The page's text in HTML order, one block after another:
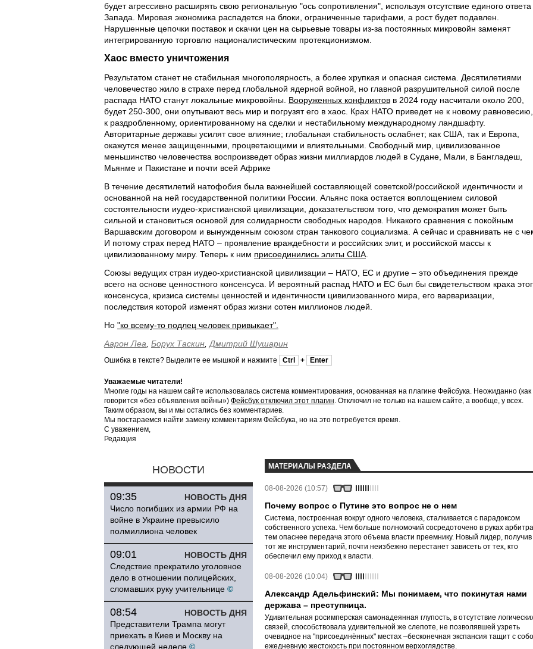
будет агрессивно расширять свою региональную "ось сопротивления", используя отсутствие единого ответа
Запада. Мировая экономика распадется на блоки, ограниченные тарифами, а рост будет подавлен.
Нарушенные цепочки поставок и скачки цен на сырьевые товары из-за постоянных микровойн заменят
интегрированную торговлю националистическим протекционизмом.
Хаос вместо уничтожения
Результатом станет не стабильная многополярность, а более хрупкая и опасная система. Десятилетиями
человечество жило в страхе перед глобальной ядерной войной, но главной разрушительной силой после
распада НАТО станут локальные микровойны. Вооруженных конфликтов в 2024 году насчитали около 200,
будет 250-300, они опутывают весь мир и погрузят его в хаос. Крах НАТО приведет не к новому
к раздробленному, ориентированному на сделки и нестабильному международному ландшафту.
Авторитарные державы усилят свое влияние; глобальная стабильность ослабнет; как США, так и Европа,
окажутся менее защищенными, процветающими и влиятельными. Свободный мир, цивилизованное
меньшинство человечества воспроизведет образ жизни миллиардов людей в Судане, Мали, в Бангладеш,
Мьянме и Пакистане и почти всей Африке
В течение десятилетий натофобия была важнейшей составляющей советской/российской идентичности и
основанной на ней государственной политики России. Альянс пока остается воплощением силовой
состоятельности иудео-христианской цивилизации, доказательством того, что демократия может быть
сильной и становиться основой для солидарности свободных народов. Никакого сравнения с покойным
Варшавским договором и вынужденным союзом стран танкового социализма. А сейчас и сравнивать не с
И потому страх перед НАТО – проявление враждебности и российских элит, и российской массы к
цивилизованному миру. Теперь к ним присоединились элиты США
Союзы ведущих стран иудео-христианской цивилизации – НАТО, ЕС и другие – это объединения прежде
всего на основе ценностного консенсуса. И вероятный распад НАТО и ЕС был бы свидетельством краха
консенсуса, кризиса системы ценностей и идентичности цивилизованного мира, его варваризации,
последствия которой изменят образ жизни сотен миллионов людей.
Но "ко всему-то подлец человек привыкает".
Аарон Леа Борух Таскин Дмитрий Шушарин
Ошибка в тексте? Выделите ее мышкой и нажмите Ctrl + Enter
Уважаемые читатели!
Многие годы на нашем сайте использовалась система комментирования, основанная на плагине Фейсбука. Неожиданно (как
говорится «без объявления войны») Фейсбук отключил этот плагин. Отключил не только на нашем сайте, а вообще, у всех.
Таким образом, вы и мы остались без комментариев.
Мы постараемся найти замену комментариям Фейсбука, но на это потребуется время.
С уважением,
Редакция
НОВОСТИ
НОВОСТЬ ДНЯ
09:35
Число погибших из армии РФ на
войне в Украине превысило
полмиллиона человек
НОВОСТЬ ДНЯ
09:01
Следствие прекратило уголовное
дело в отношении полицейских,
сломавших руку учительнице ©
НОВОСТЬ ДНЯ
08:54
Представители Трампа могут
приехать в Киев и Москву на
следующей неделе ©
МАТЕРИАЛЫ РАЗДЕЛА
08-08-2026 (10:57)
Почему вопрос о Путине это вопрос не о нем
Система, построенная вокруг одного человека, сталкивается с парадоксом
собственного успеха. Чем больше полномочий сосредоточено в руках
тем опаснее передача этого объема власти преемнику. Новый лидер, получив
тот же инструментарий, почти неизбежно перестанет зависеть от тех, кто
обеспечил ему приход к власти.
08-08-2026 (10:04)
Александр Адельфинский: Мы понимаем, что покинутая нами
держава – преступница.
Удивительная росимперская самонадеянная глупость, в отсутствие
связей, способствовала удивительной же слепоте, не позволявшей узреть
очевидное на "присоединённых" местах –бесконечная экспансия тащит с
ежедневную жестокость при постоянном верхоглядстве.